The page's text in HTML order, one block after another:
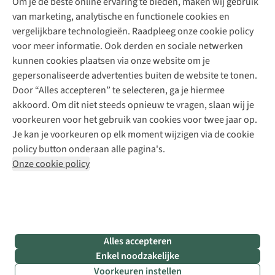
van marketing, analytische en functionele cookies en
vergelijkbare technologieën. Raadpleeg onze cookie policy
voor meer informatie. Ook derden en sociale netwerken
kunnen cookies plaatsen via onze website om je
gepersonaliseerde advertenties buiten de website te tonen.
Door “Alles accepteren” te selecteren, ga je hiermee
akkoord. Om dit niet steeds opnieuw te vragen, slaan wij je
voorkeuren voor het gebruik van cookies voor twee jaar op.
Je kan je voorkeuren op elk moment wijzigen via de cookie
policy button onderaan alle pagina's.
Onze cookie policy
Alles accepteren
Enkel noodzakelijke
Voorkeuren instellen
Schoenherstelling
Kledingherstelling
Retouches
Voor bedrijven
Explore Camp
Gear Check
Inspiratie & advies
Meld je aan voor de nieuwsbrief
Follow us
Disclaimer Privacy Policy
Algemene voorwaarden
Cookie Policy